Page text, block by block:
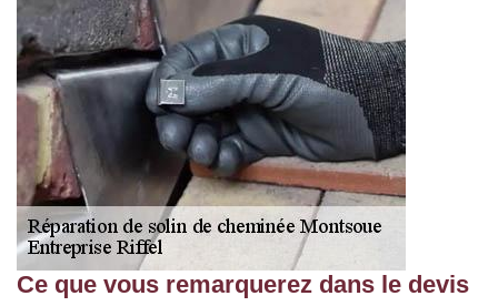
Ce que vous remarquerez dans le devis